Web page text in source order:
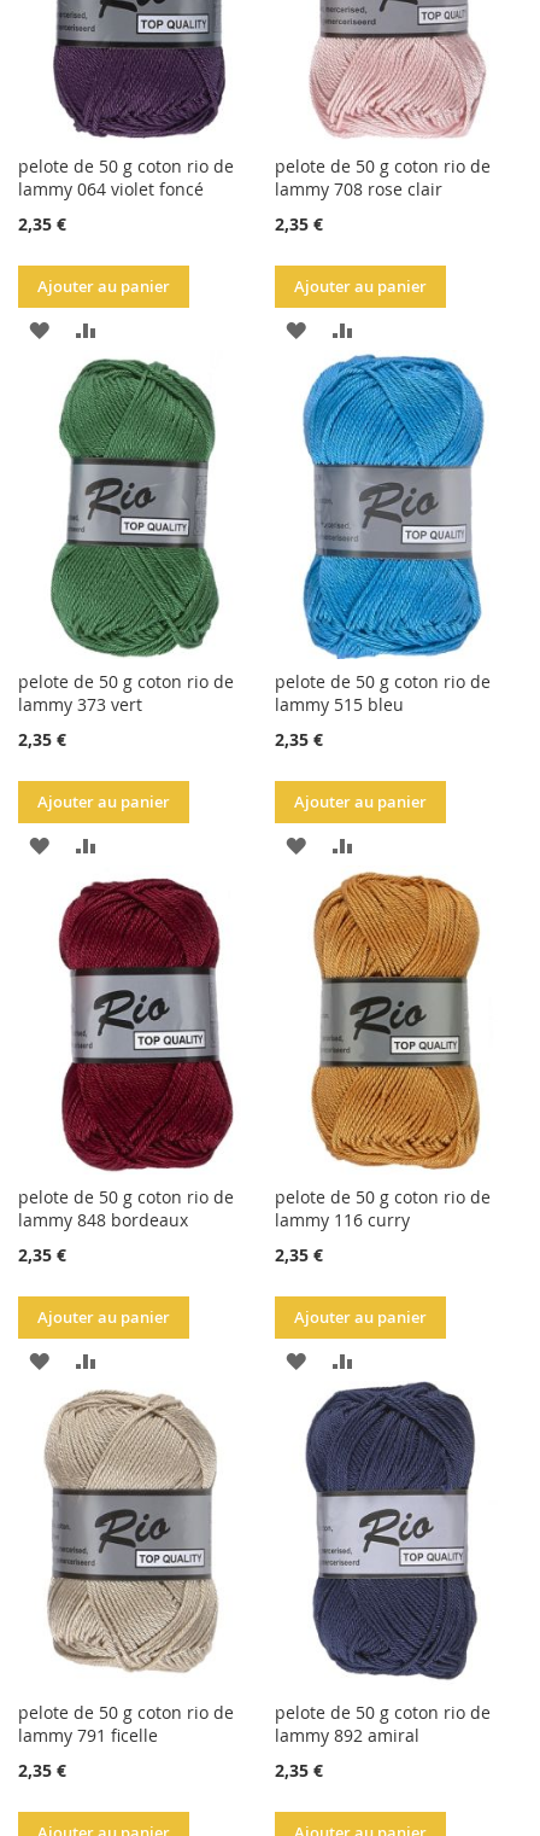
pelote de 50 g coton rio de
lammy 064 violet foncé
2,35 €
Ajouter au panier
AJOUTER
LA
LISTE
D'ACHATS
AU
COMPARATEUR
pelote de 50 g coton rio de
lammy 708 rose clair
2,35 €
Ajouter au panier
AJOUTER
LA
LISTE
D'ACHATS
AU
COMPARATEUR
pelote de 50 g coton rio de
lammy 373 vert
2,35 €
Ajouter au panier
AJOUTER
LA
LISTE
D'ACHATS
AU
COMPARATEUR
pelote de 50 g coton rio de
lammy 515 bleu
2,35 €
Ajouter au panier
AJOUTER
LA
LISTE
D'ACHATS
AU
COMPARATEUR
pelote de 50 g coton rio de
lammy 848 bordeaux
2,35 €
Ajouter au panier
AJOUTER
LA
LISTE
D'ACHATS
AU
COMPARATEUR
pelote de 50 g coton rio de
lammy 116 curry
2,35 €
Ajouter au panier
AJOUTER
LA
LISTE
D'ACHATS
AU
COMPARATEUR
pelote de 50 g coton rio de
lammy 791 ficelle
2,35 €
pelote de 50 g coton rio de
lammy 892 amiral
2,35 €